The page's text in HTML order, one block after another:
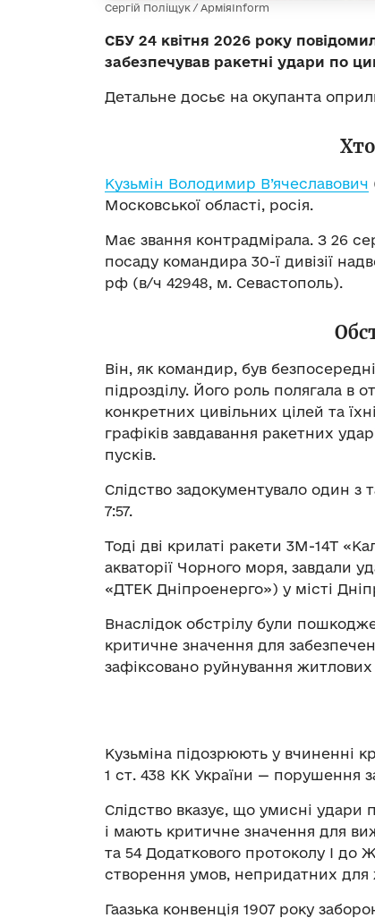
Сергій Поліщук / АрміяInform
СБУ 24 квітня 2026 року
забезпечував ракетні удари по
Детальне досьє на окупанта
Кузьмін Володимир В’ячеславович
Московської області, росія.
Має звання контрадмірала. З 26
посаду командира 30-ї дивізії
рф (в/ч 42948, м. Севастополь).
Він, як командир, був
підрозділу. Його роль полягала в
конкретних цивільних цілей та
графіків завдавання ракетних
пусків.
Слідство задокументувало один з
7:57.
Тоді дві крилаті ракети 3М-14Т
акваторії Чорного моря, завдали
«ДТЕК Дніпроенерго») у місті
Внаслідок обстрілу були
критичне значення для
зафіксовано руйнування житлових
Кузьміна підозрюють у вчиненні
1 ст. 438 КК України — порушення
Слідство вказує, що умисні удари
і мають критичне значення для
та 54 Додаткового протоколу I до
створення умов, непридатних для
Гаазька конвенція 1907 року